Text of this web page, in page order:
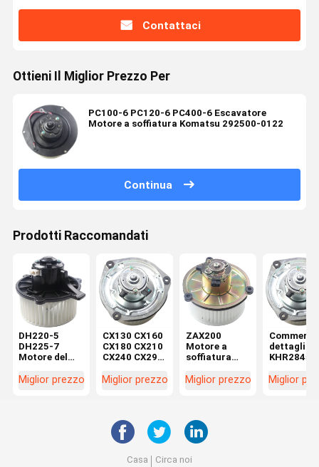
Contattaci
Ottieni Il Miglior Prezzo Per
PC100-6 PC120-6 PC400-6 Escavatore
Motore a soffiatura Komatsu 292500-0122
Continua
Prodotti Raccomandati
DH220-5
DH225-7
Motore del
escavatore
Miglior prezzo
CX130 CX160
CX180 CX210
CX240 CX290
Macchine di
KHR2845
Miglior prezzo
ZAX200
Motore a
soffiatura
4370266 per
riparazione di
macchine
Miglior prezzo
dettaglio
KHR2845
CX160
Miglior
Casa Circa noi